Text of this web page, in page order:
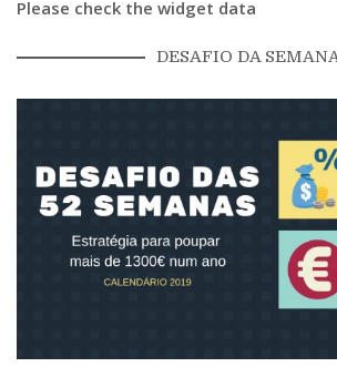
Please check the widget data
DESAFIO DA